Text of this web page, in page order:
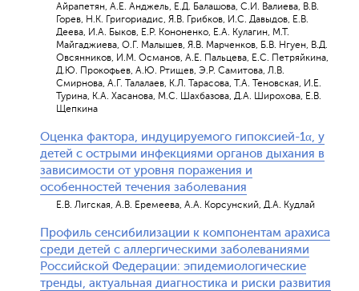
Айрапетян, А.Е. Анджель, Е.Д. Балашова, С.И. Валиева, В.В.
Горев, Н.К. Григориадис, Я.В. Грибков, И.С. Давыдов, Е.В.
Деева, И.А. Быков, Е.Р. Кононенко, Е.А. Кулагин, М.Т.
Майгаджиева, О.Г. Малышев, Я.В. Марченков, Б.В. Нгуен, В.Д.
Овсянников, И.М. Османов, А.Е. Пальцева, Е.С. Петряйкина,
Д.Ю. Прокофьев, А.Ю. Ртищев, Э.Р. Самитова, Л.В.
Смирнова, А.Г. Талалаев, К.Л. Тарасова, Т.А. Теновская, И.Е.
Турина, К.А. Хасанова, М.С. Шахбазова, Д.А. Широхова, Е.В.
Щепкина
Оценка фактора, индуцируемого гипоксией-1α, у
детей с острыми инфекциями органов дыхания в
зависимости от уровня поражения и
особенностей течения заболевания
Е.В. Лигская, А.В. Еремеева, А.А. Корсунский, Д.А. Кудлай
Профиль cенсибилизации к компонентам арахиса
среди детей с аллергическими заболеваниями
Российской Федерации: эпидемиологические
тренды, актуальная диагностика и риски развития